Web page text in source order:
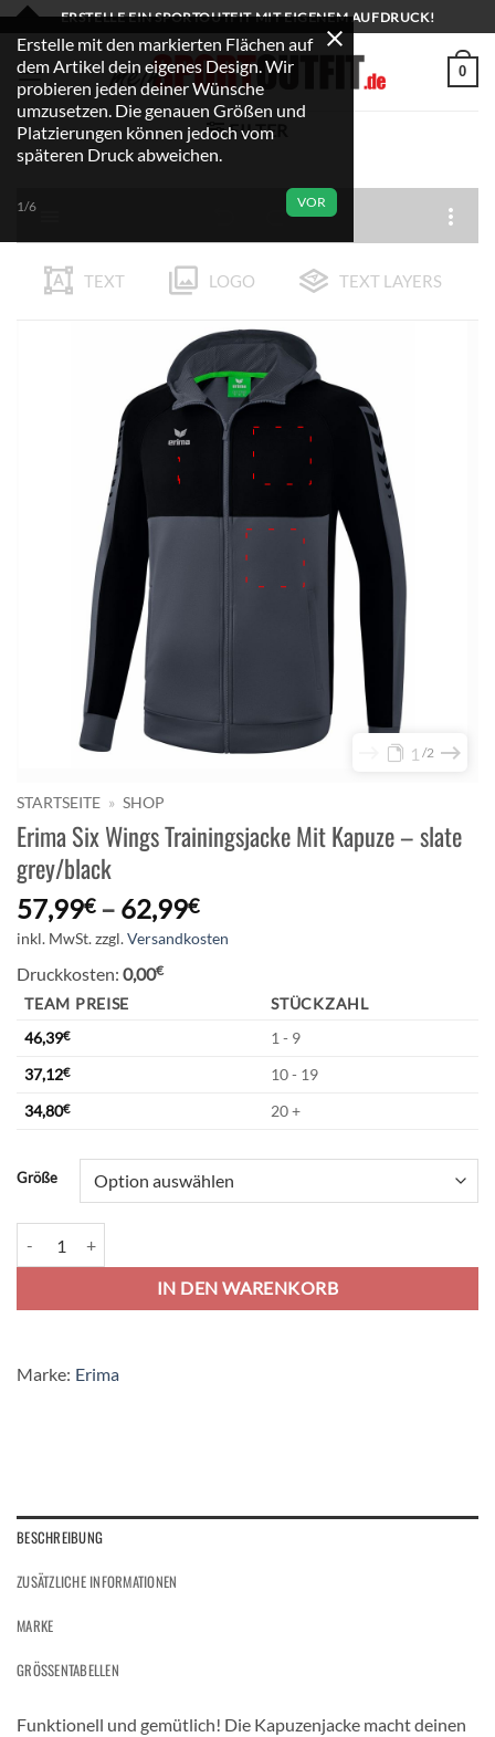
Zum
Inhalt
springen
ERSTELLE EIN SPORTOUTFIT MIT EIGENEM AUFDRUCK!
0
FILTER
TEXT LOGO TEXT LAYERS
1 2
STARTSEITE » SHOP
Erima Six Wings Trainingsjacke Mit Kapuze – slate
grey/black
57,99€– 62,99€
inkl. MwSt.zzgl.Versandkosten
Druckkosten: 0,00€
TEAM PREISE
STÜCKZAHL
46,39€
1 - 9
37,12€
10 - 19
34,80€ 20 +
Größe
IN DEN WARENKORB
Alternative:
Marke: Erima
BESCHREIBUNG
ZUSÄTZLICHE INFORMATIONEN
MARKE
GRÖSSENTABELLEN
Funktionell und gemütlich! Die Kapuzenjacke macht deinen
Erstelle mit den markierten Flächen auf
dem Artikel dein eigenes Design. Wir
probieren jeden deiner Wünsche
umzusetzen. Die genauen Größen und
Platzierungen können jedoch vom
späteren Druck abweichen.
VOR
1/6